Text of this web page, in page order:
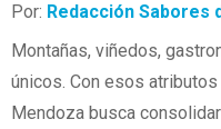
Por: Redacción Sabores
Montañas, viñedos,
únicos. Con esos
Mendoza busca